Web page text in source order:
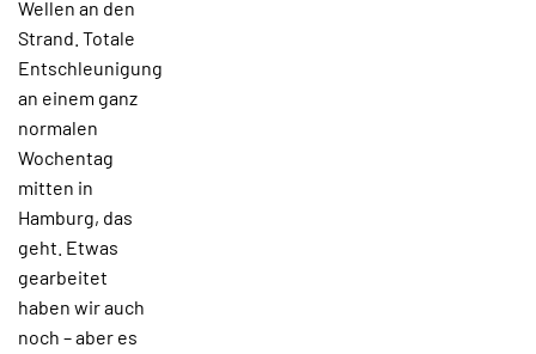
Wellen an den
Strand. Totale
Entschleunigung
an einem ganz
normalen
Wochentag
mitten in
Hamburg, das
geht. Etwas
gearbeitet
haben wir auch
noch – aber es